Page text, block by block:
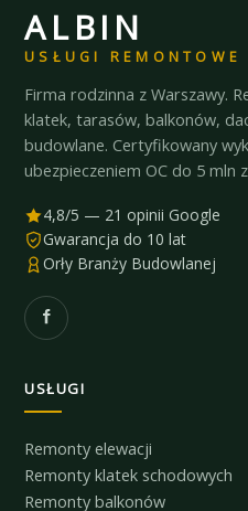
ALBIN
USŁUGI REMONTOWE
Firma rodzinna z Warszawy.
klatek, tarasów, balkonów,
budowlane. Certyfikowany
ubezpieczeniem OC do 5 mln
4,8/5 — 21 opinii Google
Gwarancja do 10 lat
Orły Branży Budowlanej
USŁUGI
Remonty elewacji
Remonty klatek schodowych
Remonty balkonów